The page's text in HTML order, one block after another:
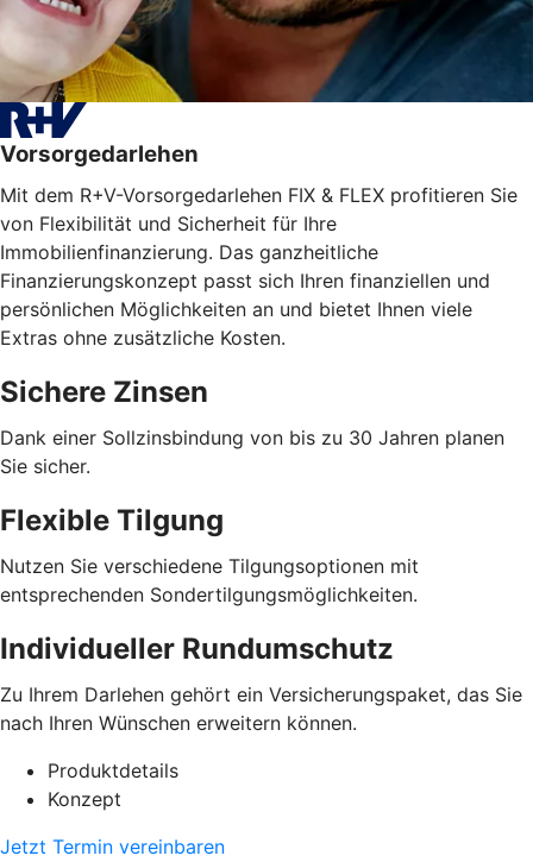
Vorsorgedarlehen
Mit dem R+V-Vorsorgedarlehen FIX & FLEX profitieren Sie
von Flexibilität und Sicherheit für Ihre
Immobilienfinanzierung. Das ganzheitliche
Finanzierungskonzept passt sich Ihren finanziellen und
persönlichen Möglichkeiten an und bietet Ihnen viele
Extras ohne zusätzliche Kosten.
Sichere Zinsen
Dank einer Sollzinsbindung von bis zu 30 Jahren planen
Sie sicher.
Flexible Tilgung
Nutzen Sie verschiedene Tilgungsoptionen mit
entsprechenden Sondertilgungsmöglichkeiten.
Individueller Rundumschutz
Zu Ihrem Darlehen gehört ein Versicherungspaket, das Sie
nach Ihren Wünschen erweitern können.
Produktdetails
Konzept
Jetzt Termin vereinbaren